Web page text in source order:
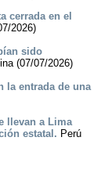
cerrada en el
2026)
sido
(07/07/2026)
la entrada de una
llevan a Lima
estatal. Perú